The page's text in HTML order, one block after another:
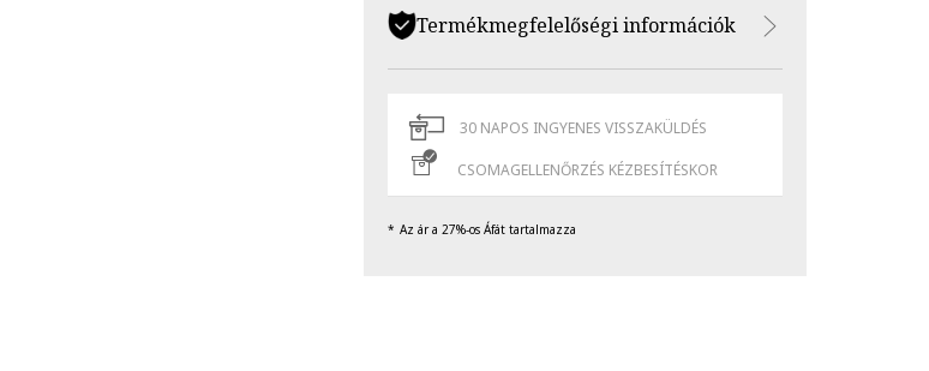
Termékmegfelelőségi információk
30 NAPOS INGYENES VISSZAKÜLDÉS
CSOMAGELLENŐRZÉS KÉZBESÍTÉSKOR
Az ár a 27%-os Áfát tartalmazza